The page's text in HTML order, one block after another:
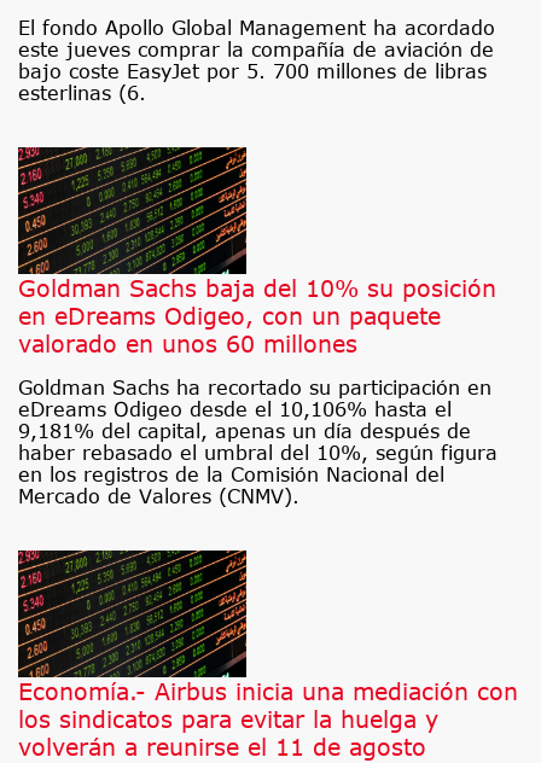
El fondo Apollo Global Management ha acordado
este jueves comprar la compañía de aviación de
bajo coste EasyJet por 5. 700 millones de libras
esterlinas (6.
Goldman Sachs baja del 10% su posición
en eDreams Odigeo, con un paquete
valorado en unos 60 millones
Goldman Sachs ha recortado su participación en
eDreams Odigeo desde el 10,106% hasta el
9,181% del capital, apenas un día después de
haber rebasado el umbral del 10%, según figura
en los registros de la Comisión Nacional del
Mercado de Valores (CNMV).
Economía.- Airbus inicia una mediación con
los sindicatos para evitar la huelga y
volverán a reunirse el 11 de agosto